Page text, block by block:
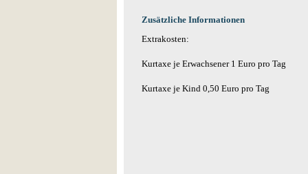
Zusätzliche Informationen
Extrakosten:
Kurtaxe je Erwachsener 1 Euro pro Tag
Kurtaxe je Kind 0,50 Euro pro Tag